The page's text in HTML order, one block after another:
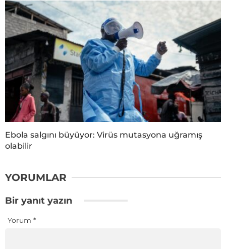
Ebola salgını büyüyor: Virüs mutasyona uğramış
olabilir
YORUMLAR
Bir yanıt yazın
Yorum *